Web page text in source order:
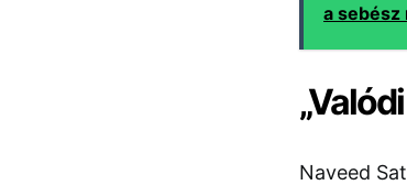
a sebész
Naveed